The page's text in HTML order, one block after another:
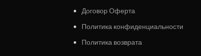
Договор Оферта
Политика конфиденциальности
Политика возврата